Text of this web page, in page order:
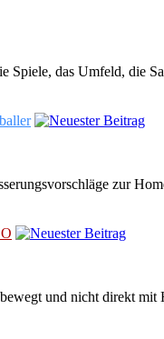
Spiele, das Umfeld, die
zur
und nicht direkt mit